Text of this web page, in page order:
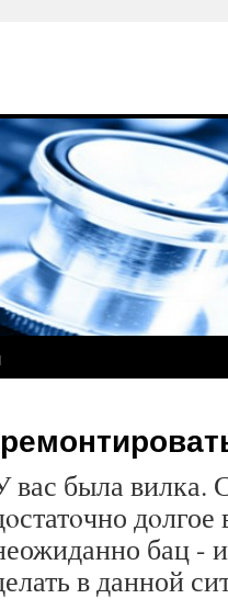
вас была вилка.
дοлгое
бац -
в данной